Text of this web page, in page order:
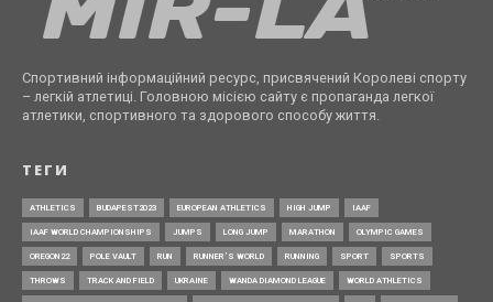
Спортивний інформаційний ресурс, присвячений Королеві спорту
– легкій атлетиці. Головною місією сайту є пропаганда легкої
атлетики, спортивного та здорового способу життя.
ТЕГИ
ATHLETICS BUDAPEST2023 EUROPEAN ATHLETICS HIGH JUMP IAAF
IAAF WORLD CHAMPIONSHIPS JUMPS LONG JUMP MARATHON OLYMPIC GAMES
OREGON22 POLE VAULT RUN RUNNER’S WORLD RUNNING SPORT SPORTS
THROWS TRACK AND FIELD UKRAINE WANDA DIAMOND LEAGUE WORLD ATHLETICS